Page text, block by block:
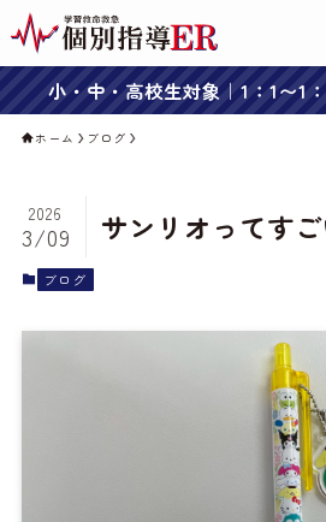
小・中・高校生対象｜1：1〜1
ホーム ブログ
サンリオってす
2026
3/09
ブログ